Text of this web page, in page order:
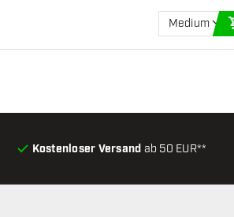
Medium
Kostenloser Versand ab 50 EUR**